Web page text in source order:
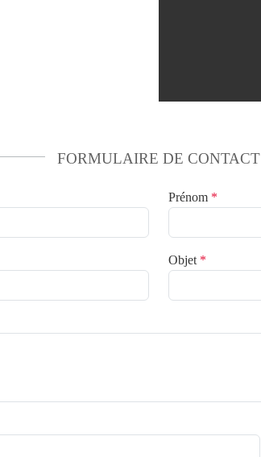
FORMULAIRE DE CONTACT
Prénom *
Objet *